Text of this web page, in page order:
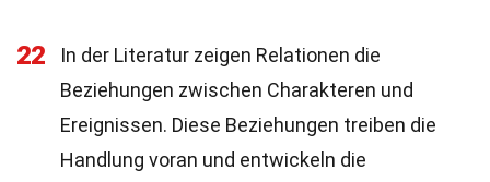
22
In der Literatur zeigen Relationen die
Beziehungen zwischen Charakteren und
Ereignissen. Diese Beziehungen treiben die
Handlung voran und entwickeln die